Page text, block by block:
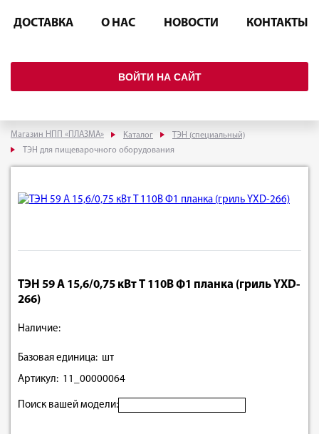
ДОСТАВКА О НАС НОВОСТИ КОНТАКТЫ
ВОЙТИ НА САЙТ
Магазин НПП «ПЛАЗМА» Каталог
ТЭН (специальный)
ТЭН для пищеварочного оборудования
ТЭН 59 А 15,6/0,75 кВт Т 110В Ф1 планка (гриль YXD-
266)
Наличие:
Базовая единица: шт
Артикул: 11_00000064
Поиск вашей модели: